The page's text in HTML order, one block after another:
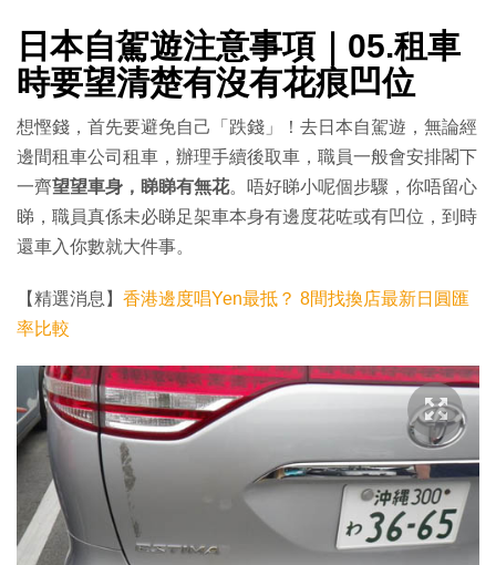
日本自駕遊注意事項｜ 05.租車
時要望清楚有沒有花痕凹位
想慳錢，首先要避免自己「跌錢」！去日本自駕遊，無論經
邊間租車公司租車，辦理手續後取車，職員一般會安排閣下
一齊望望車身，睇睇有無花。唔好睇小呢個步驟，你唔留心
睇，職員真係未必睇足架車本身有邊度花咗或有凹位，到時
還車入你數就大件事。
【精選消息】 香港邊度唱Yen最抵？ 8間找換店最新日圓匯
率比較